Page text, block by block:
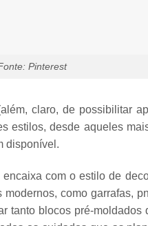
Pinterest
claro, de possibilitar
estilos, desde aqueles
disponível.
com o estilo de
modernos, comogarrafas,
tanto blocos pré-moldados